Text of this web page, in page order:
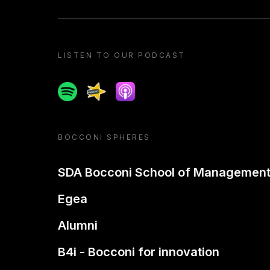
LISTEN TO OUR PODCAST
SpotifySpreakerApple podcast
BOCCONI SPHERES
SDA Bocconi School of Management
Egea
Alumni
B4i - Bocconi for innovation